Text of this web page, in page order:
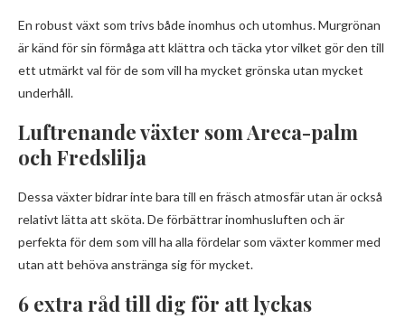
En robust växt som trivs både inomhus och utomhus. Murgrönan
är känd för sin förmåga att klättra och täcka ytor vilket gör den till
ett utmärkt val för de som vill ha mycket grönska utan mycket
underhåll.
Luftrenande växter som Areca-palm
och Fredslilja
Dessa växter bidrar inte bara till en fräsch atmosfär utan är också
relativt lätta att sköta. De förbättrar inomhusluften och är
perfekta för dem som vill ha alla fördelar som växter kommer med
utan att behöva anstränga sig för mycket.
6 extra råd till dig för att lyckas